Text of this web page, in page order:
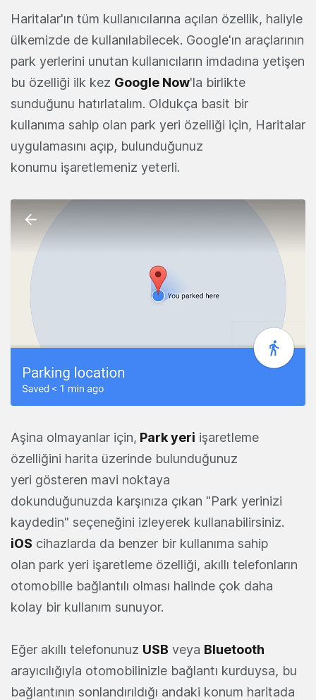
Haritalar'ın tüm kullanıcılarına açılan özellik, haliyle
ülkemizde de kullanılabilecek. Google'ın araçlarının
park yerlerini unutan kullanıcıların imdadına yetişen
bu özelliği ilk kez Google Now'la birlikte
sunduğunu hatırlatalım. Oldukça basit bir
kullanıma sahip olan park yeri özelliği için, Haritalar
uygulamasını açıp, bulunduğunuz
konumu işaretlemeniz yeterli.
Aşina olmayanlar için, Park yeri işaretleme
özelliğini harita üzerinde bulunduğunuz
yeri gösteren mavi noktaya
dokunduğunuzda karşınıza çıkan "Park yerinizi
kaydedin" seçeneğini izleyerek kullanabilirsiniz.
iOS cihazlarda da benzer bir kullanıma sahip
olan park yeri işaretleme özelliği, akıllı telefonların
otomobille bağlantılı olması halinde çok daha
kolay bir kullanım sunuyor.
Eğer akıllı telefonunuz USB veya Bluetooth
arayıcılığıyla otomobilinizle bağlantı kurduysa, bu
bağlantının sonlandırıldığı andaki konum haritada